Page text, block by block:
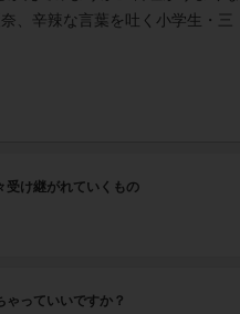
、辛辣な言葉を吐く小学生・三
受け継がれていくもの
ゃっていいですか？